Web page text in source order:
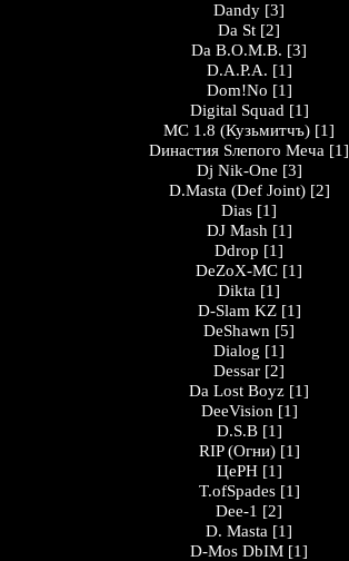
Dandy [3]
Da St [2]
Da B.O.M.B. [3]
D.A.P.A. [1]
Dom!No [1]
Digital Squad [1]
MC 1.8 (Кузьмитчъ) [1]
Dинастия Sлепого Меча [1]
Dj Nik-One [3]
D.Masta (Def Joint) [2]
Dias [1]
DJ Mash [1]
Ddrop [1]
DeZoX-MC [1]
Dikta [1]
D-Slam KZ [1]
DeShawn [5]
Dialog [1]
Dessar [2]
Da Lost Boyz [1]
DeeVision [1]
D.S.B [1]
RIP (Огни) [1]
ЦеРН [1]
T.ofSpades [1]
Dee-1 [2]
D. Masta [1]
D-Mos DbIM [1]